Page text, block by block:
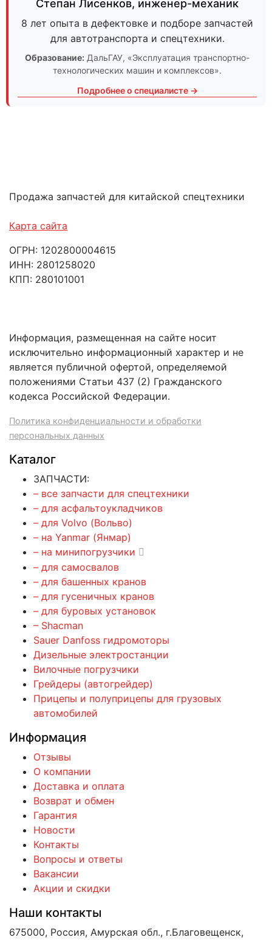
Степан Лисенков, инженер-механик
8 лет опыта в дефектовке и подборе запчастей
для автотранспорта и спецтехники.
Образование: ДальГАУ, «Эксплуатация транспортно-
технологических машин и комплексов».
Подробнее о специалисте →
Продажа запчастей для китайской спецтехники
Карта сайта
ОГРН: 1202800004615
ИНН: 2801258020
КПП: 280101001
Информация, размещенная на сайте носит
исключительно информационный характер и не
является публичной офертой, определяемой
положениями Статьи 437 (2) Гражданского
кодекса Российской Федерации.
Политика конфиденциальности и обработки
персональных данных
Каталог
ЗАПЧАСТИ:
– все запчасти для спецтехники
– для асфальтоукладчиков
– для Volvo (Вольво)
– на Yanmar (Янмар)
– на минипогрузчики
– для самосвалов
– для башенных кранов
– для гусеничных кранов
– для буровых установок
– Shacman
Sauer Danfoss гидромоторы
Дизельные электростанции
Вилочные погрузчики
Грейдеры (автогрейдер)
Прицепы и полуприцепы для грузовых
автомобилей
Информация
Отзывы
О компании
Доставка и оплата
Возврат и обмен
Гарантия
Новости
Контакты
Вопросы и ответы
Вакансии
Акции и скидки
Наши контакты
675000, Россия, Амурская обл., г.Благовещенск,